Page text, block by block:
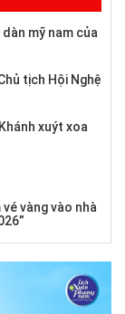
mỹ nam của
tịch Hội Nghệ
xuýt xoa
vàng vào nhà